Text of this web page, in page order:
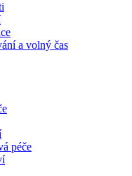
a volný čas
péče